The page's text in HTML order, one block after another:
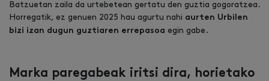
Batzuetan zaila da urtebetean gertatu den guztia gogoratzea.
Horregatik, ez genuen 2025 hau agurtu nahi aurten Urbilen
bizi izan dugun guztiaren errepasoa egin gabe.
Marka paregabeak iritsi dira, horietako